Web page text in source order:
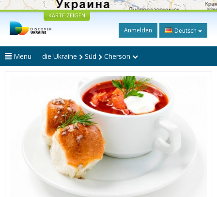
KARTE ZEIGEN
Anmelden Deutsch
Menu die Ukraine Süd Cherson